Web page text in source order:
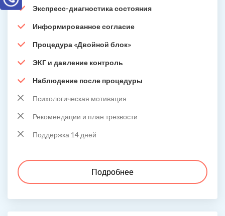
Экспресс-диагностика состояния
Информированное согласие
Процедура «Двойной блок»
ЭКГ и давление контроль
Наблюдение после процедуры
Психологическая мотивация
Рекомендации и план трезвости
Поддержка 14 дней
Подробнее